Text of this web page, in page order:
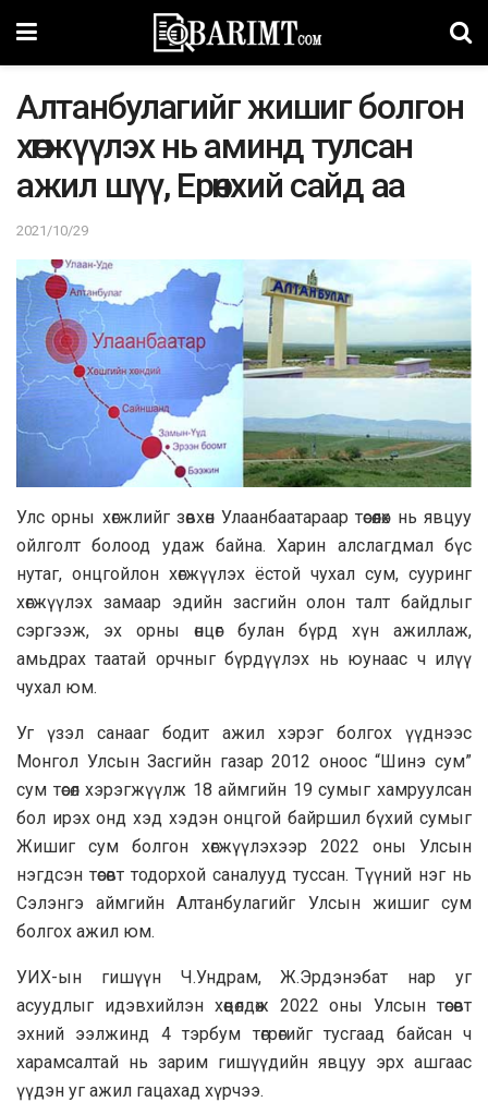
Алтанбулагийг жишиг болгон
хөгжүүлэх нь аминд тулсан
ажил шүү, Ерөнхий сайд аа
2021/10/29
Улс орны хөгжлийг зөвхөн Улаанбаатараар төсөөлөх нь явцуу
ойлголт болоод удаж байна. Харин алслагдмал бүс
нутаг, онцгойлон хөгжүүлэх ёстой чухал сум, сууринг
хөгжүүлэх замаар эдийн засгийн олон талт байдлыг
сэргээж, эх орны өнцөг булан бүрд хүн ажиллаж,
амьдрах таатай орчныг бүрдүүлэх нь юунаас ч илүү
чухал юм.
Уг үзэл санааг бодит ажил хэрэг болгох үүднээс
Монгол Улсын Засгийн газар 2012 оноос “Шинэ сум”
сум төсөл хэрэгжүүлж 18 аймгийн 19 сумыг хамруулсан
бол ирэх онд хэд хэдэн онцгой байршил бүхий сумыг
Жишиг сум болгон хөгжүүлэхээр 2022 оны Улсын
нэгдсэн төсөвт тодорхой саналууд туссан. Түүний нэг нь
Сэлэнгэ аймгийн Алтанбулагийг Улсын жишиг сум
болгох ажил юм.
УИХ-ын гишүүн Ч.Ундрам, Ж.Эрдэнэбат нар уг
асуудлыг идэвхийлэн хөөцөлдөж 2022 оны Улсын төсөвт
эхний ээлжинд 4 тэрбум төгрөгийг тусгаад байсан ч
харамсалтай нь зарим гишүүдийн явцуу эрх ашгаас
үүдэн уг ажил гацахад хүрчээ.